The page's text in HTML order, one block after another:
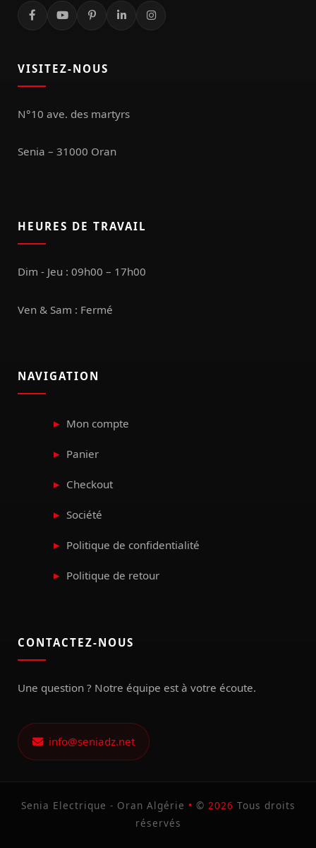
VISITEZ-NOUS
N°10 ave. des martyrs
Senia – 31000 Oran
HEURES DE TRAVAIL
Dim - Jeu : 09h00 – 17h00
Ven & Sam : Fermé
NAVIGATION
Mon compte
Panier
Checkout
Société
Politique de confidentialité
Politique de retour
CONTACTEZ-NOUS
Une question ? Notre équipe est à votre écoute.
info@seniadz.net
Senia Electrique - Oran Algérie • © 2026 Tous droits
réservés